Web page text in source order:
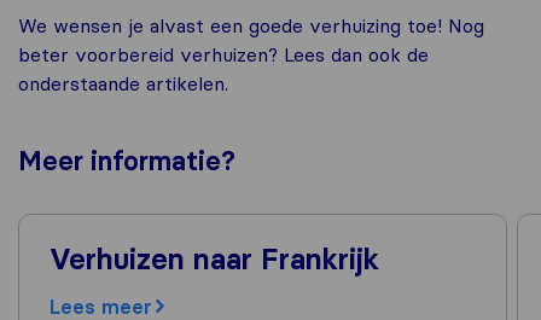
We wensen je alvast een goede verhuizing toe! Nog
beter voorbereid verhuizen? Lees dan ook de
onderstaande artikelen.
Meer informatie?
Verhuizen naar Frankrijk
Lees meer